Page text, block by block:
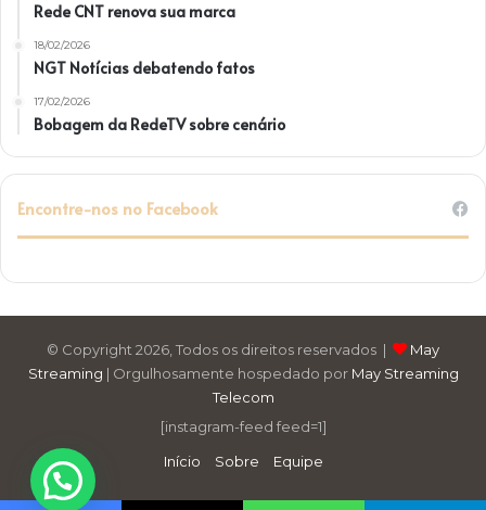
Rede CNT renova sua marca
18/02/2026
NGT Notícias debatendo fatos
17/02/2026
Bobagem da RedeTV sobre cenário
Encontre-nos no Facebook
© Copyright 2026, Todos os direitos reservados |
May
Streaming | Orgulhosamente hospedado por May Streaming
Telecom
[instagram-feed feed=1]
Início
Sobre Equipe